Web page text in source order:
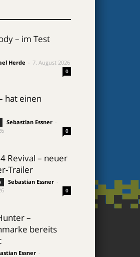
– im Test
Herde 7. August 2026
0
hat einen
Sebastian Essner
0
Revival – neuer
Trailer
Sebastian Essner
0
–
bereits
Essner